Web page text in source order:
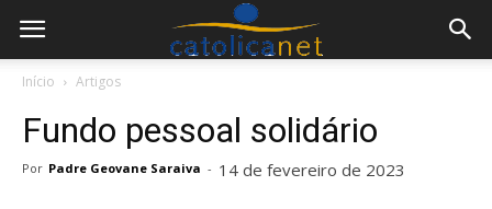
Início Artigos
Fundo pessoal solidário
Por Padre Geovane Saraiva - 14 de fevereiro de 2023